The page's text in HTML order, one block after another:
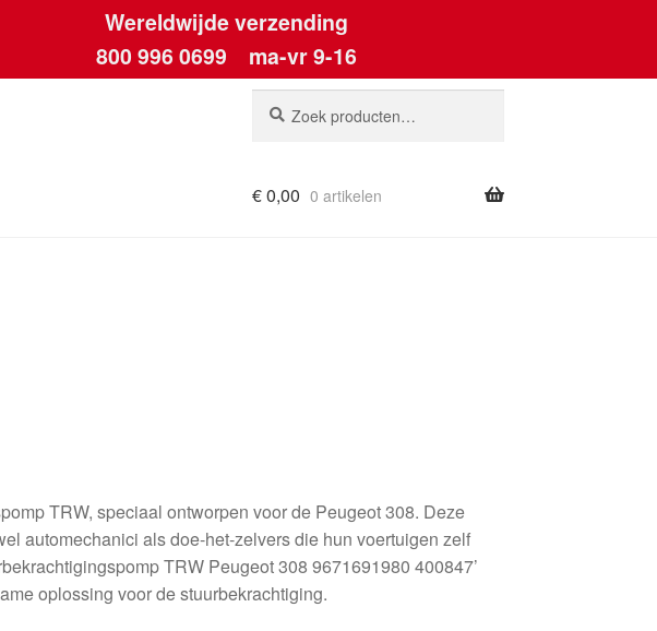
Wereldwijde verzending
800 996 0699 ma-vr 9-16
naar:
€0,00 0 artikelen
TRW, speciaal ontworpen voor de Peugeot 308. Deze
automechanici als doe-het-zelvers die hun voertuigen zelf
TRW Peugeot 308 9671691980 400847’
oplossing voor de stuurbekrachtiging.